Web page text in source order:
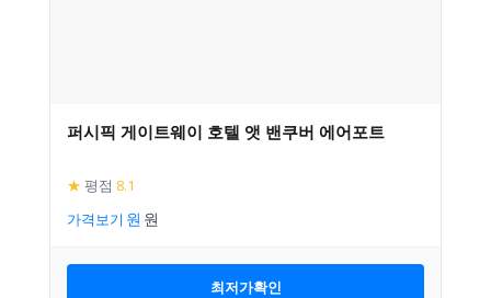
퍼시픽 게이트웨이 호텔 앳 밴쿠버 에어포트
★ 평점 8.1
가격보기
최저가확인